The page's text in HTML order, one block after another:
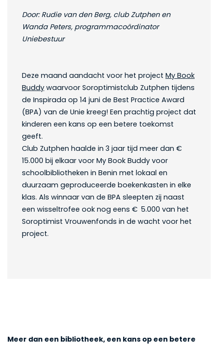
Door: Rudie van den Berg, club Zutphenen
Wanda Peters, programmacoördinator
Uniebestuur
Deze maand aandacht voor het project My Book
Buddy waarvoor Soroptimistclub Zutphen tijdens
de Inspirada op 14 juni de Best Practice Award
(BPA) van de Unie kreeg! Een prachtig project dat
kinderen een kans op een betere toekomst
geeft.
Club Zutphen haalde in 3 jaar tijd meer dan €
15.000 bij elkaar voor My Book Buddy voor
schoolbibliotheken in Benin met lokaal en
duurzaam geproduceerde boekenkasten in elke
klas. Als winnaar van de BPA sleepten zij naast
een wisseltrofee ook nog eens € 5.000 van het
Soroptimist Vrouwenfonds in de wacht voor het
project.
Meer dan een bibliotheek, een kans op een betere